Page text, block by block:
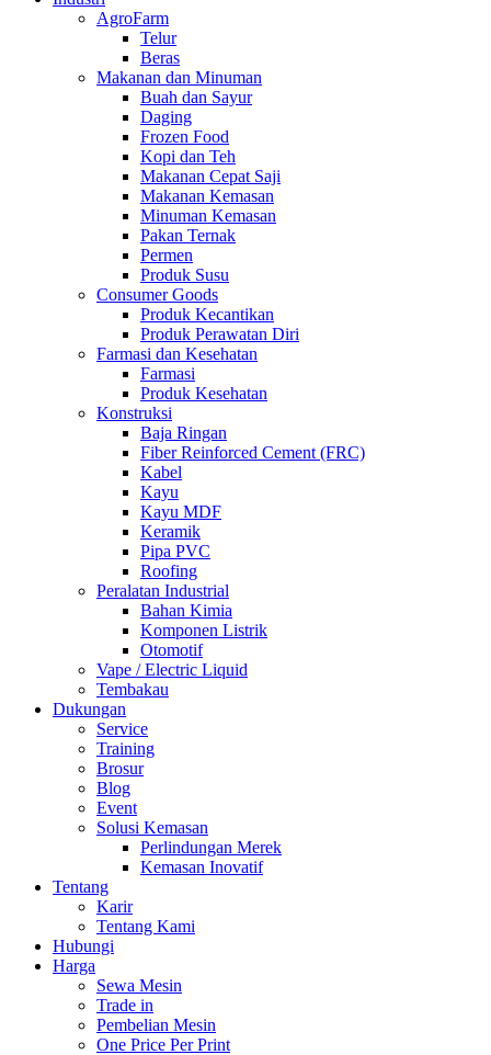
AgroFarm
Telur
Beras
Makanan dan Minuman
Buah dan Sayur
Daging
Frozen Food
Kopi dan Teh
Makanan Cepat Saji
Makanan Kemasan
Minuman Kemasan
Pakan Ternak
Permen
Produk Susu
Consumer Goods
Produk Kecantikan
Produk Perawatan Diri
Farmasi dan Kesehatan
Farmasi
Produk Kesehatan
Konstruksi
Baja Ringan
Fiber Reinforced Cement (FRC)
Kabel
Kayu
Kayu MDF
Keramik
Pipa PVC
Roofing
Peralatan Industrial
Bahan Kimia
Komponen Listrik
Otomotif
Vape / Electric Liquid
Tembakau
Dukungan
Service
Training
Brosur
Blog
Event
Solusi Kemasan
Perlindungan Merek
Kemasan Inovatif
Tentang
Karir
Tentang Kami
Hubungi
Harga
Sewa Mesin
Trade in
Pembelian Mesin
One Price Per Print